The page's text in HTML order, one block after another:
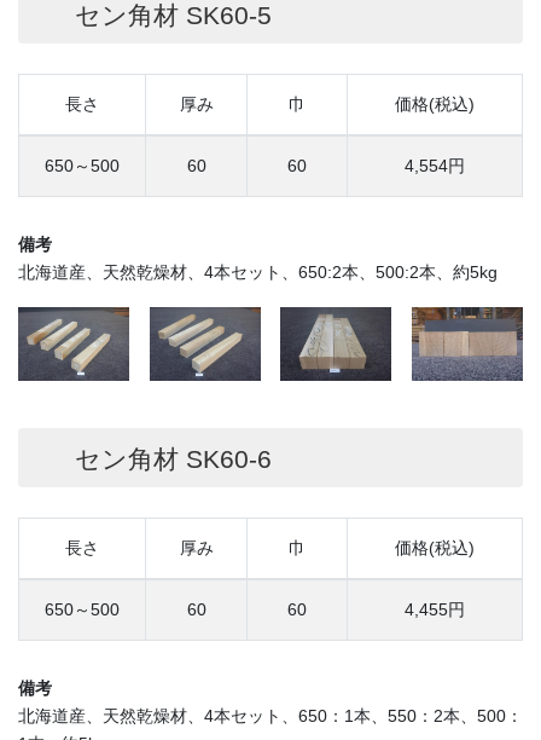
セン角材 SK60-5
長さ 厚み 巾 価格(税込)
650～500 60 60 4,554円
備考
北海道産、天然乾燥材、4本セット、650:2本、500:2本、約5kg
セン角材 SK60-6
長さ 厚み 巾 価格(税込)
650～500 60 60 4,455円
備考
北海道産、天然乾燥材、4本セット、650：1本、550：2本、500：